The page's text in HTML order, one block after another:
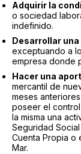
Adquirir la
o sociedad
indefinido.
Desarrollar
exceptuando a
empresa donde
Hacer una
mercantil de
meses
poseer el
la misma una
Seguridad
Cuenta Propia o
Mar.